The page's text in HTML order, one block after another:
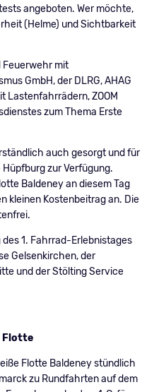
angeboten. Wer möchte,
(Helme) und Sichtbarkeit
Feuerwehr mit
GmbH, der DLRG, AHAG
Lastenfahrrädern, ZOOM
zum Thema Erste
auch gesorgt und für
zur Verfügung.
Baldeney an diesem Tag
kleinen Kostenbeitrag an. Die
1. Fahrrad-Erlebnistages
Gelsenkirchen, der
und der Stölting Service
Flotte
Flotte Baldeney stündlich
zu Rundfahrten auf dem